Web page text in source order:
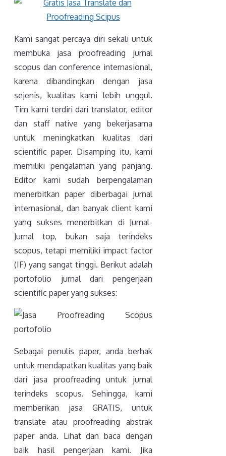
Kami sangat percaya diri sekali untuk
membuka jasa proofreading jurnal
scopus dan conference internasional,
karena dibandingkan dengan jasa
sejenis, kualitas kami lebih unggul.
Tim kami terdiri dari translator, editor
dan staff native yang bekerjasama
untuk meningkatkan kualitas dari
scientific paper. Disamping itu, kami
memiliki pengalaman yang panjang.
Editor kami sudah berpengalaman
menerbitkan paper diberbagai jurnal
internasional, dan banyak client kami
yang sukses menerbitkan di Jurnal-
Jurnal top, bukan saja terindeks
scopus, tetapi memiliki impact factor
(IF) yang sangat tinggi. Berikut adalah
portofolio jurnal dari pengerjaan
scientific paper yang sukses:
Sebagai penulis paper, anda berhak
untuk mendapatkan kualitas yang baik
dari jasa proofreading untuk jurnal
terindeks scopus. Sehingga, kami
memberikan jasa GRATIS, untuk
translate atau proofreading abstrak
paper anda. Lihat dan baca dengan
baik hasil pengerjaan kami. Jika